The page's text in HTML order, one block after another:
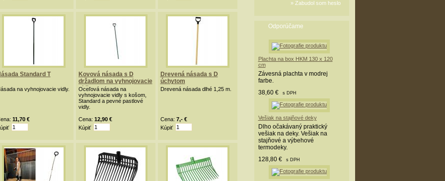
Standard T
na vyhnojovacie vidly.
11,70 €
Kovová násada s D
držadlom na vyhnojovacie
vidly
Oceľová násada na
vyhnojovacie vidly s košom,
Standard a pevné pastlové
vidly.
Cena: 12,90 €
Kúpiť
Drevená násada s D
úchytom
Drevená násada dlhé 1,25 m.
Cena: 7,- €
Kúpiť
Odporúčame
Plachta na box HKM 130 x 120
cm
Závesná plachta v modrej
farbe.
38,60 €
s DPH
Vešiak na stajňové deky
Dlho očakávaný praktický
vešiak na deky. Vešiak na
stajňové a výbehové
termodeky.
128,80 €
s DPH